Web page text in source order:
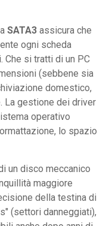
SATA3 assicura che
ogni scheda
Che si tratti di un PC
(sebbene sia
domestico,
La gestione dei driver
operativo
lo spazio
un disco meccanico
maggiore
della testina di
(settori danneggiati),